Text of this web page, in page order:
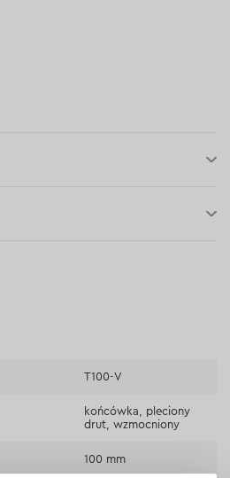
(przelew tradycyjny)
Т100-V
końcówka, pleciony
drut, wzmocniony
100 mm